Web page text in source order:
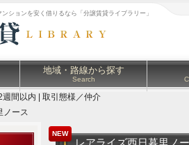
ションを安く借りるなら「分譲賃貸ライブラリー」
地域・路線から探す
Search
間以内 | 取引態様／仲介
ノース
レアライズ西日暮里ノ
NEW